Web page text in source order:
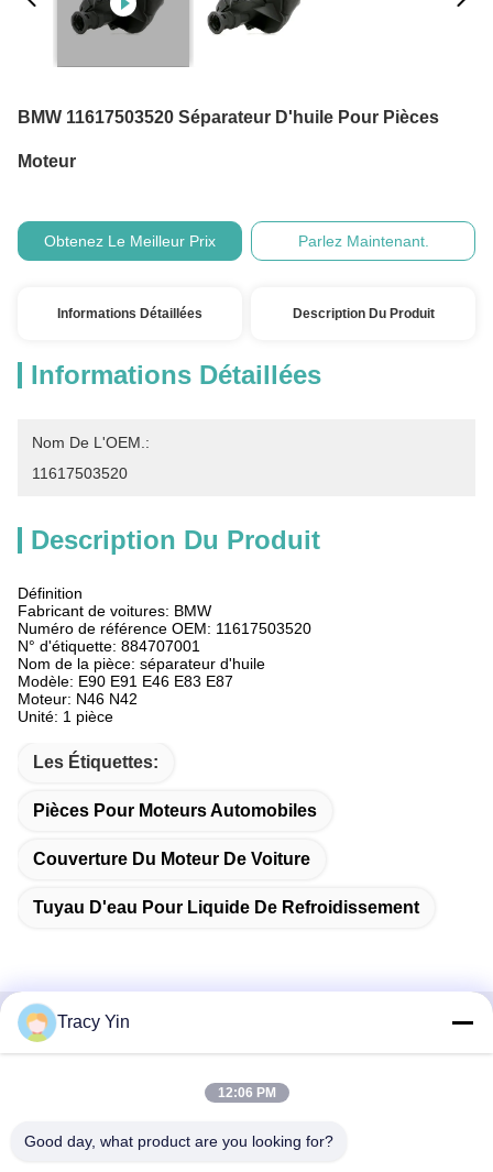
BMW 11617503520 Séparateur D'huile Pour Pièces
Moteur
Obtenez Le Meilleur Prix Parlez Maintenant.
Informations Détaillées Description Du Produit
Informations Détaillées
Nom De L'OEM.:
11617503520
Description Du Produit
Définition
Fabricant de voitures: BMW
Numéro de référence OEM: 11617503520
N° d'étiquette: 884707001
Nom de la pièce: séparateur d'huile
Modèle: E90 E91 E46 E83 E87
Moteur: N46 N42
Unité: 1 pièce
Les Étiquettes:
Pièces Pour Moteurs Automobiles
Couverture Du Moteur De Voiture
Tuyau D'eau Pour Liquide De Refroidissement
Contactez rapidement
Ouest, quartier central des affaires de Wuhan, ville de
Tracy Yin
12:06 PM
Good day, what product are you looking for?